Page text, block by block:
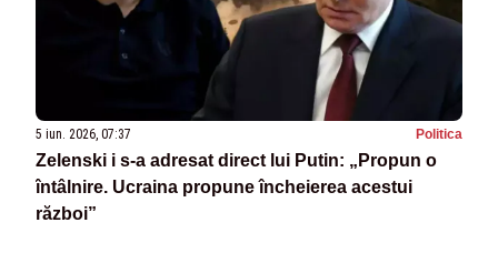
5 iun. 2026, 07:37 Politica
Zelenski i s-a adresat direct lui Putin: „Propun o
întâlnire. Ucraina propune încheierea acestui
război”